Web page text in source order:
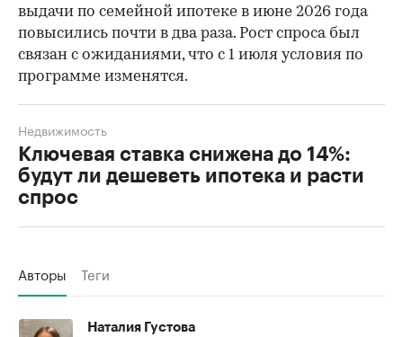
выдачи по семейной ипотеке в июне 2026 года
повысились почти в два раза. Рост спроса был
связан с ожиданиями, что с 1 июля условия по
программе изменятся.
Ключевая ставка снижена до 14%:
будут ли дешеветь ипотека и расти
спрос
Недвижимость
Авторы Теги
Наталия Густова